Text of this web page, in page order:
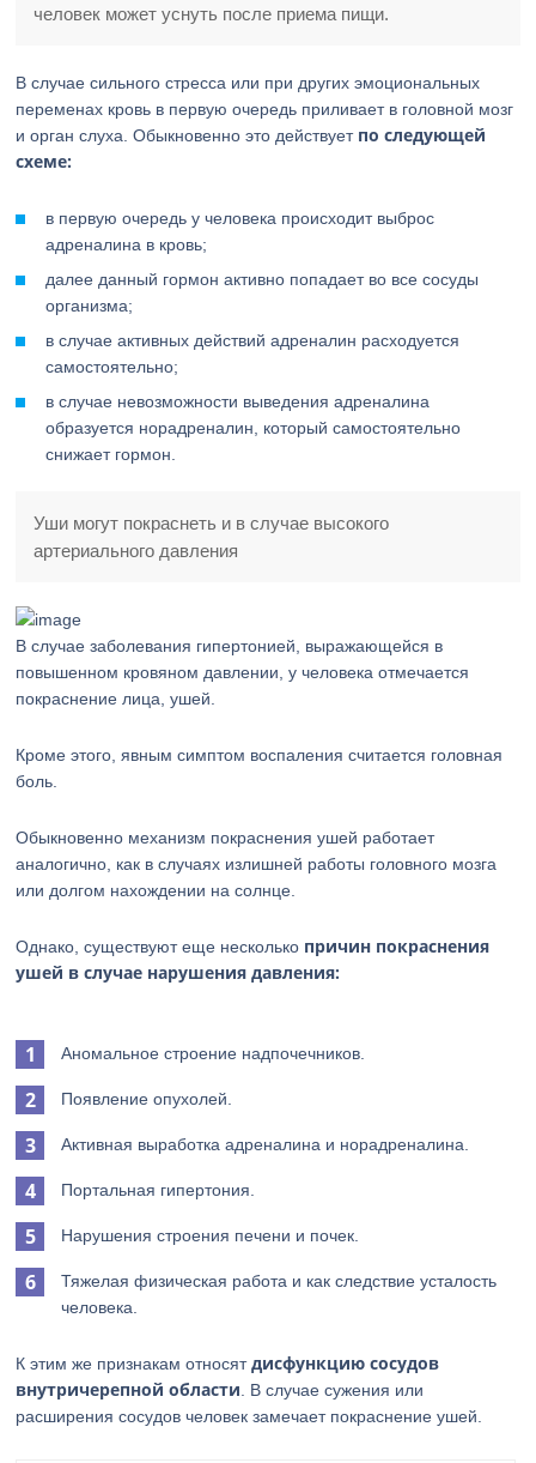
человек может уснуть после приема пищи.
В случае сильного стресса или при других эмоциональных
переменах кровь в первую очередь приливает в головной мозг
и орган слуха. Обыкновенно это действует по следующей
схеме:
в первую очередь у человека происходит выброс
адреналина в кровь;
далее данный гормон активно попадает во все сосуды
организма;
в случае активных действий адреналин расходуется
самостоятельно;
в случае невозможности выведения адреналина
образуется норадреналин, который самостоятельно
снижает гормон.
Уши могут покраснеть и в случае высокого
артериального давления
В случае заболевания гипертонией, выражающейся в
повышенном кровяном давлении, у человека отмечается
покраснение лица, ушей.
Кроме этого, явным симптом воспаления считается головная
боль.
Обыкновенно механизм покраснения ушей работает
аналогично, как в случаях излишней работы головного мозга
или долгом нахождении на солнце.
Однако, существуют еще несколько причин покраснения
ушей в случае нарушения давления:
Аномальное строение надпочечников.
Появление опухолей.
Активная выработка адреналина и норадреналина.
Портальная гипертония.
Нарушения строения печени и почек.
Тяжелая физическая работа и как следствие усталость
человека.
К этим же признакам относятдисфункцию сосудов
внутричерепной области . В случае сужения или
расширения сосудов человек замечает покраснение ушей.